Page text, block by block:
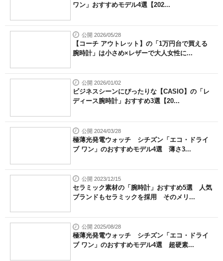
ワン」おすすめモデル4選【202...
公開 2026/05/28
【コーチ アウトレット】の「1万円台で買える
腕時計」は小さめ×レザーで大人女性に...
公開 2026/01/02
ビジネスシーンにぴったりな【CASIO】の「レ
ディース腕時計」おすすめ3選【20...
公開 2024/03/28
極薄光発電ウォッチ シチズン「エコ・ドライ
ブ ワン」のおすすめモデル4選 薄さ3...
公開 2023/12/15
セラミック素材の「腕時計」おすすめ5選 人気
ブランドもセラミックを採用 そのメリ...
公開 2025/08/28
極薄光発電ウォッチ シチズン「エコ・ドライ
ブ ワン」のおすすめモデル4選 超硬素...